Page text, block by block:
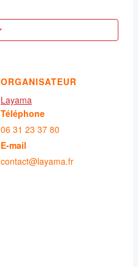
ORGANISATEUR
Layama
Téléphone
06 31 23 37 80
E-mail
contact@layama.fr